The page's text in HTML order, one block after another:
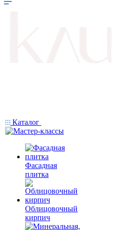
Каталог
Фасадная
плитка
Облицовочный
кирпич